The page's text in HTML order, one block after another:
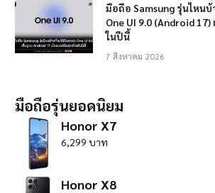
มือถือ Samsung รุ่นไหน
One UI 9.0 (Android
ในปีนี้
7 สิงหาคม 2026
มือถือรุ่นยอดนิยม
Honor X7
6,299 บาท
Honor X8